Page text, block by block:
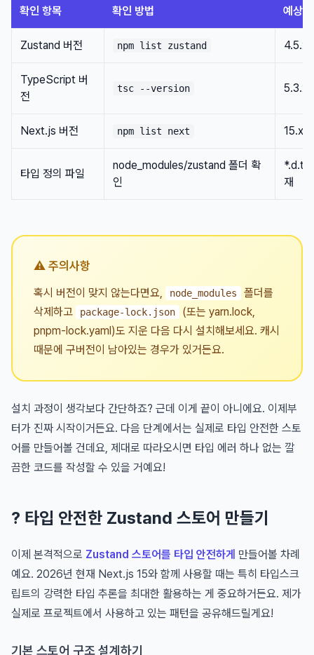
확인 항목 확인 방법 예상
Zustand 버전 npm list zustand 4.5.x
TypeScript 버
전
tsc --version 5.3.x
Next.js 버전 npm list next 15.x.x
타입 정의 파일
node_modules/zustand 폴더 확
인
*.d.ts
재
⚠️ 주의사항
혹시 버전이 맞지 않는다면요, node_modules
폴더를
삭제하고
package-lock.json
(또는 yarn.lock,
pnpm-lock.yaml)도 지운 다음 다시 설치해보세요. 캐시
때문에 구버전이 남아있는 경우가 있거든요.
설치 과정이 생각보다 간단하죠? 근데 이게 끝이 아니에요. 이제부
터가 진짜 시작이거든요. 다음 단계에서는 실제로 타입 안전한 스토
어를 만들어볼 건데요, 제대로 따라오시면 타입 에러 하나 없는 깔
끔한 코드를 작성할 수 있을 거예요!
? 타입 안전한 Zustand 스토어 만들기
이제 본격적으로 Zustand 스토어를 타입 안전하게 만들어볼 차례
예요. 2026년 현재 Next.js 15와 함께 사용할 때는 특히 타입스크
립트의 강력한 타입 추론을 최대한 활용하는 게 중요하거든요. 제가
실제로 프로젝트에서 사용하고 있는 패턴을 공유해드릴게요!
기본 스토어 구조 설계하기